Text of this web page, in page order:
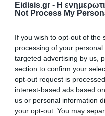
Eidisis.gr - Η
Not Process My
If you wish to opt-out of the
processing of your
targeted advertising by us,
section to confirm your
opt-out request is
interest-based ads based
us or personal information
your opt-out. You may